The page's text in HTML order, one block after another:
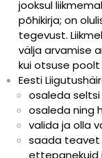
jooksul
põhikirja; on
tegevust.
välja arvamise
kui otsuse
Eesti
osaleda
osaleda ning
valida ja olla
saada teavet
ettepanekuid